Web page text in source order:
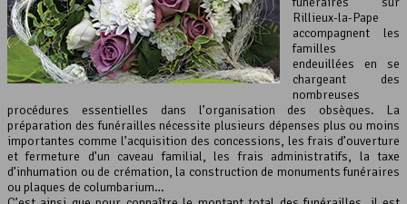
Rillieux-la-Pape
accompagnent les
familles
endeuillées en se
chargeant des
nombreuses
procédures essentielles dans l’organisation des obsèques. La
préparation des funérailles nécessite plusieurs dépenses plus ou moins
importantes comme l’acquisition des concessions, les frais d’ouverture
et fermeture d’un caveau familial, les frais administratifs, la taxe
d’inhumation ou de crémation, la construction de monuments funéraires
ou plaques de columbarium…